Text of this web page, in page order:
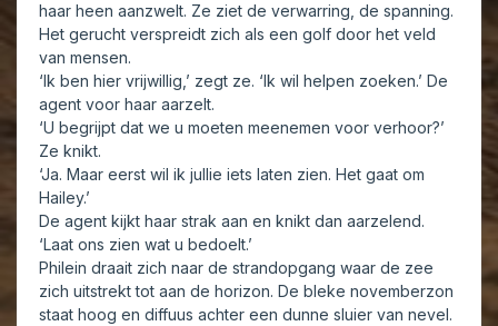
haar heen aanzwelt. Ze ziet de verwarring, de spanning.
Het gerucht verspreidt zich als een golf door het veld
van mensen.
‘Ik ben hier vrijwillig,’ zegt ze. ‘Ik wil helpen zoeken.’ De
agent voor haar aarzelt.
‘U begrijpt dat we u moeten meenemen voor verhoor?’
Ze knikt.
‘Ja. Maar eerst wil ik jullie iets laten zien. Het gaat om
Hailey.’
De agent kijkt haar strak aan en knikt dan aarzelend.
‘Laat ons zien wat u bedoelt.’
Philein draait zich naar de strandopgang waar de zee
zich uitstrekt tot aan de horizon. De bleke novemberzon
staat hoog en diffuus achter een dunne sluier van nevel.